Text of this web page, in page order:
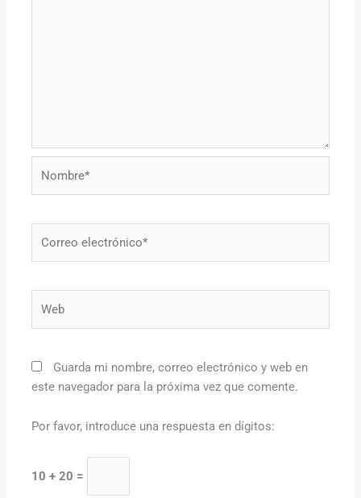
electrónico*
Guarda mi nombre, correo electrónico y web en
este navegador para la próxima vez que comente.
Por favor, introduce una respuesta en dígitos:
10 + 20 =